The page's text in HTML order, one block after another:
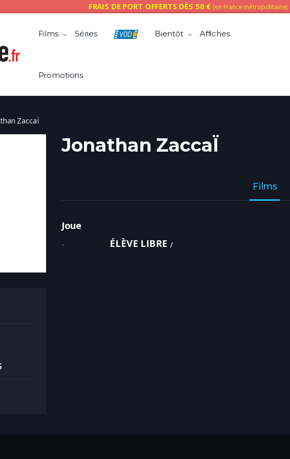
FRAIS DE PORT OFFERTS DÈS 50 € (en France métropolitaine)
Films Séries Bientôt Affiches
Promotions
ZaccaÏ
Jonathan ZaccaÏ
Films
Joue
- ÉLÈVE LIBRE